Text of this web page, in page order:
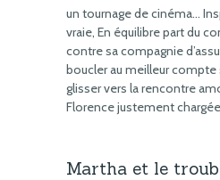
un tournage de cinéma…
vraie, En équilibre part du
contre sa compagnie
boucler au meilleur
glisser vers la rencontre
Florence justement
Martha et le